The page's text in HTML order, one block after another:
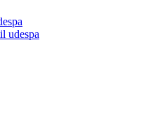
udespa